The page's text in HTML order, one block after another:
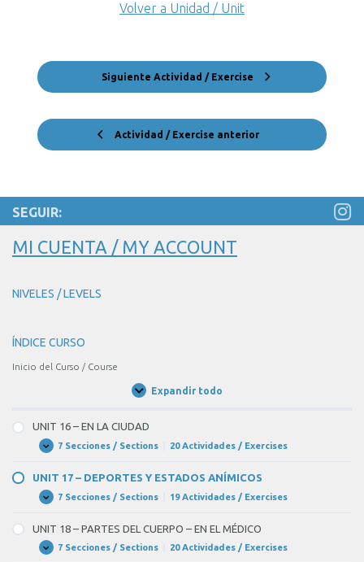
Actividad / Exercise anterior
Volver a Unidad / Unit
Siguiente Actividad / Exercise
SEGUIR:
MI CUENTA / MY ACCOUNT
NIVELES / LEVELS
ÍNDICE CURSO
Inicio del Curso / Course
Expandir todo
Unidades
UNIT 16 – EN LA CIUDAD
Expandir
UNIT
–
EN
LA
CIUDAD
7 Secciones / Sections 20 Actividades / Exercises
UNIT 17 – DEPORTES Y ESTADOS ANÍMICOS
Expandir
UNIT
–
DEPORTES
Y
ESTADOS
7 Secciones / Sections 19 Actividades / Exercises
UNIT 18 – PARTES DEL CUERPO – EN EL MÉDICO
Expandir
UNIT7 Secciones / Sections 20 Actividades / Exercises